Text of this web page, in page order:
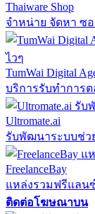
Thaiware Shop
จำหน่าย จัดหา ซ
TumWai Digital
บริการรับทำการ
Ultromate.ai
รับพัฒนาระบบช่ว
FreelanceBay
แหล่งรวมฟรีแล
ติดต่อโฆษณาบน